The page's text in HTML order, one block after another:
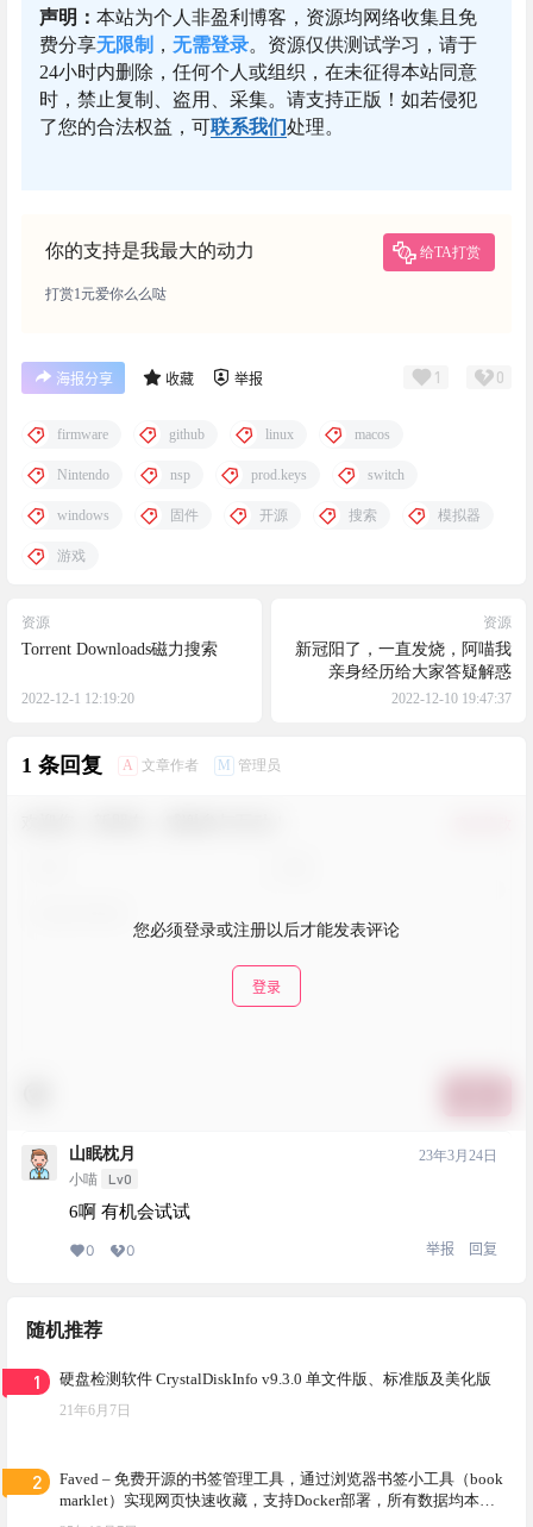
声明： 本站为个人非盈利博客，资源均网络收集且免
费分享无限制 ， 无需登录。资源仅供测试学习，请于
24小时内删除，任何个人或组织，在未征得本站同意
时，禁止复制、盗用、采集。请支持正版！如若侵犯
了您的合法权益，可联系我们处理。
你的支持是我最大的动力 给TA打赏
打赏1元爱你么么哒
海报分享 收藏 举报 1 0
firmware github linux macos
Nintendo nsp prod.keys switch
windows 固件 开源 搜索 模拟器
游戏
资源
Torrent Downloads磁力搜索
2022-12-1 12:19:20
资源
新冠阳了，一直发烧，阿喵我
亲身经历给大家答疑解惑
2022-12-10 19:47:37
1 条回复 A 文章作者 M 管理员
您必须登录或注册以后才能发表评论
登录
山眠枕月
小喵 Lv0
23年3月24日
6啊 有机会试试
0 0 举报 回复
随机推荐
1 硬盘检测软件 CrystalDiskInfo v9.3.0 单文件版、标准版及美化版
21年6月7日
2
Faved – 免费开源的书签管理工具，通过浏览器书签小工具（book
marklet）实现网页快速收藏，支持Docker部署，所有数据均本地
存储